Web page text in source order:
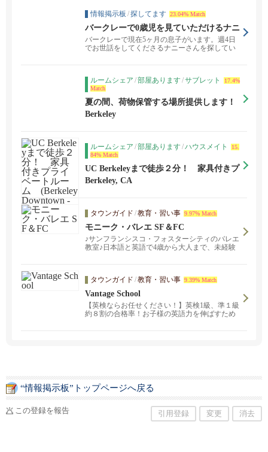
情報掲示板 /探してます 23.04% Match
バークレーで0歳児を見ていただけるナニ
ーさんを探しています
バークレーで現在5ヶ月の息子がいます。週4日
でお世話をしてくださるナニーさんを探してい
ルームシェア /部屋あります/サブレット
17.4%
Match
夏の間、荷物保管する場所提供します！
Berkeley
ルームシェア /部屋あります/ハウスメイト
15.
84% Match
UC Berkeleyまで徒歩２分！ 家具付きプ
ライベートルーム (Berkeley Downtown
- 治安のいいNorthside側）
Berkeley, CA
タウンガイド /教育・習い事 9.97% Match
モニーク・バレエ SF＆FC
♪サンフランシスコ・フォスターシティのバレエ
教室♪日本語と英語で4歳から大人まで、未経験
タウンガイド /教育・習い事 9.39% Match
Vantage School
【英検ならお任せください！】英検1級、準１級
約８割の合格率！お子様の英語力を伸ばすため
“情報掲示板”トップページへ戻る
この登録を報告 引用登録 変更 消去